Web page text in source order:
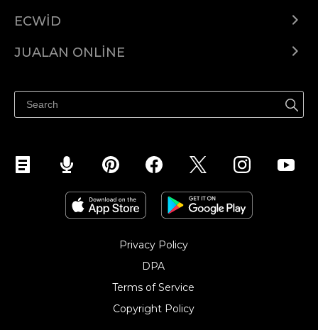
ECWID
Pusat Bantuan
JUALAN ONLINE
Jualan di Facebook
Privacy Policy
DPA
Terms of Service
Copyright Policy‎